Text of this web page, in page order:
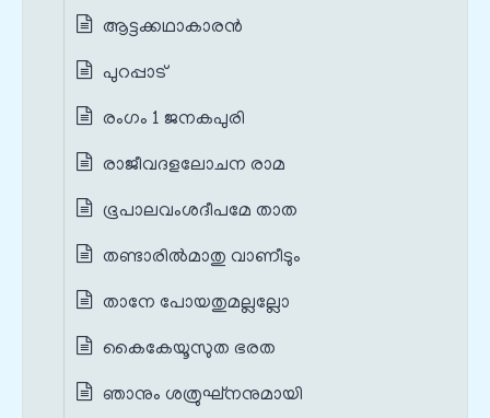
ആട്ടക്കഥാകാരൻ
പുറപ്പാട്
രംഗം 1 ജനകപുരി
രാജീവദളലോചന രാമ
ഭൂപാലവംശദീപമേ താത
തണ്ടാരില്‍മാതു വാണീടും
താനേ പോയതുമല്ലല്ലോ
കൈകേയൂസുത ഭരത
ഞാനും ശത്രുഘ്‌നനുമായി